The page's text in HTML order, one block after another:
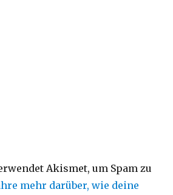
Akismet, um Spam zu
mehr darüber, wie deine